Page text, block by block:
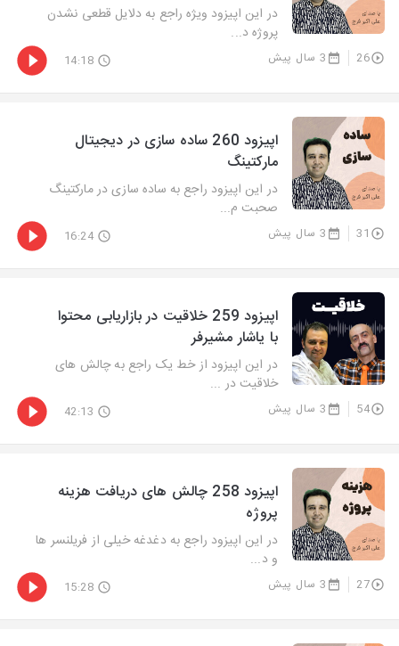
در این اپیزود ویژه راجع به دلایل قطعی نشدن
پروژه د...
26 3 سال پیش 14:18
اپیزود 260 ساده سازی در دیجیتال
مارکتینگ
در این اپیزود راجع به ساده سازی در مارکتینگ
صحبت م...
31 3 سال پیش 16:24
اپیزود 259 خلاقیت در بازاریابی محتوا
با یاشار مشیرفر
در این اپیزود از خط یک راجع به چالش های
خلاقیت در ...
54 3 سال پیش 42:13
اپیزود 258 چالش های دریافت هزینه
پروژه
در این اپیزود راجع به دغدغه خیلی از فریلنسر ها
و د...
27 3 سال پیش 15:28